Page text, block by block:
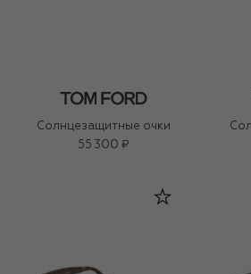
Солнцезащитные очки
55 300 ₽